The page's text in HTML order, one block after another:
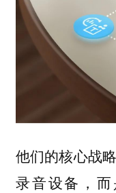
他们的核心战
录音设备，